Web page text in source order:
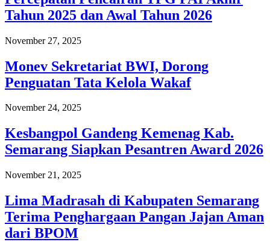
Tahun 2025 dan Awal Tahun 2026
November 27, 2025
Monev Sekretariat BWI, Dorong
Penguatan Tata Kelola Wakaf
November 24, 2025
Kesbangpol Gandeng Kemenag Kab.
Semarang Siapkan Pesantren Award 2026
November 21, 2025
Lima Madrasah di Kabupaten Semarang
Terima Penghargaan Pangan Jajan Aman
dari BPOM